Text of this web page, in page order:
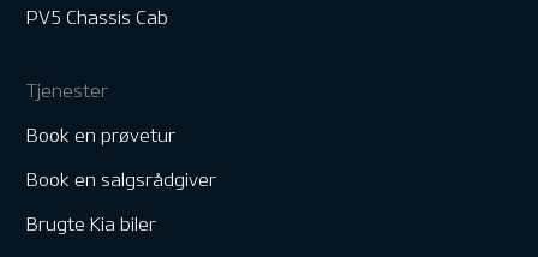
PV5 Chassis Cab
Tjenester
Book en prøvetur
Book en salgsrådgiver
Brugte Kia biler